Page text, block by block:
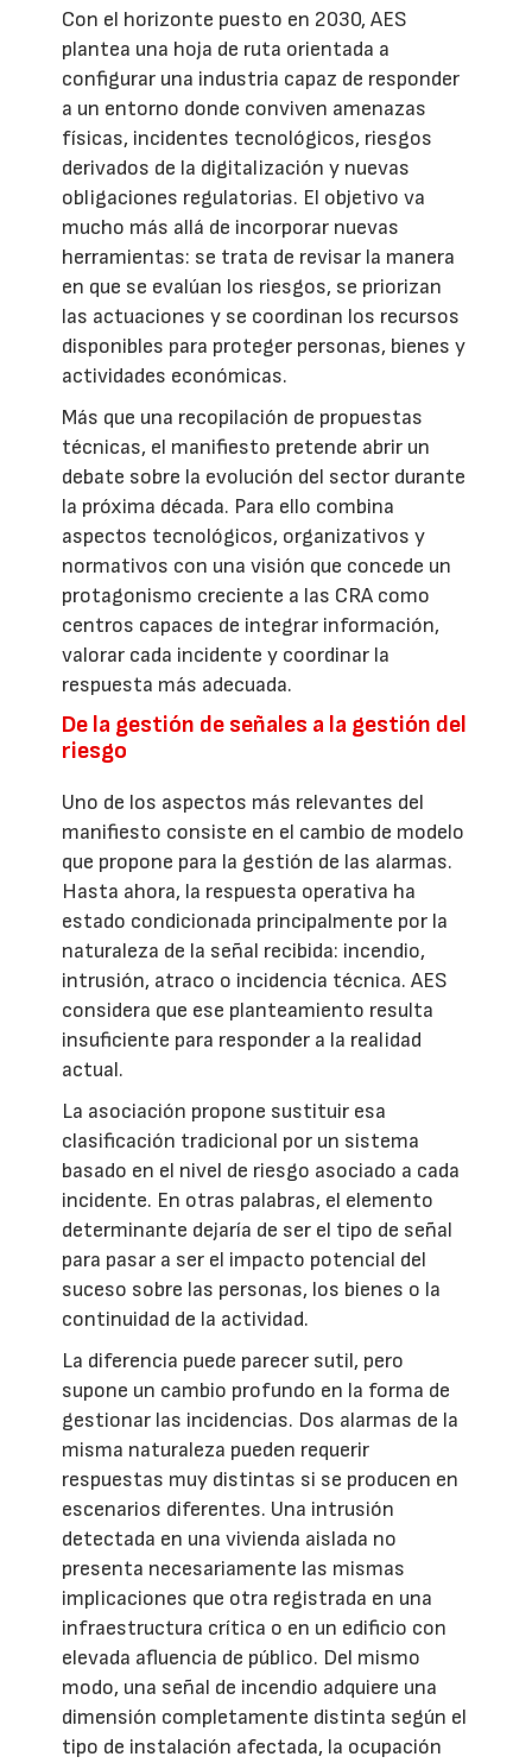
Con el horizonte puesto en 2030, AES
plantea una hoja de ruta orientada a
configurar una industria capaz de responder
a un entorno donde conviven amenazas
físicas, incidentes tecnológicos, riesgos
derivados de la digitalización y nuevas
obligaciones regulatorias. El objetivo va
mucho más allá de incorporar nuevas
herramientas: se trata de revisar la manera
en que se evalúan los riesgos, se priorizan
las actuaciones y se coordinan los recursos
disponibles para proteger personas, bienes y
actividades económicas.
Más que una recopilación de propuestas
técnicas, el manifiesto pretende abrir un
debate sobre la evolución del sector durante
la próxima década. Para ello combina
aspectos tecnológicos, organizativos y
normativos con una visión que concede un
protagonismo creciente a las CRA como
centros capaces de integrar información,
valorar cada incidente y coordinar la
respuesta más adecuada.
De la gestión de señales a la gestión del
riesgo
Uno de los aspectos más relevantes del
manifiesto consiste en el cambio de modelo
que propone para la gestión de las alarmas.
Hasta ahora, la respuesta operativa ha
estado condicionada principalmente por la
naturaleza de la señal recibida: incendio,
intrusión, atraco o incidencia técnica. AES
considera que ese planteamiento resulta
insuficiente para responder a la realidad
actual.
La asociación propone sustituir esa
clasificación tradicional por un sistema
basado en el nivel de riesgo asociado a cada
incidente. En otras palabras, el elemento
determinante dejaría de ser el tipo de señal
para pasar a ser el impacto potencial del
suceso sobre las personas, los bienes o la
continuidad de la actividad.
La diferencia puede parecer sutil, pero
supone un cambio profundo en la forma de
gestionar las incidencias. Dos alarmas de la
misma naturaleza pueden requerir
respuestas muy distintas si se producen en
escenarios diferentes. Una intrusión
detectada en una vivienda aislada no
presenta necesariamente las mismas
implicaciones que otra registrada en una
infraestructura crítica o en un edificio con
elevada afluencia de público. Del mismo
modo, una señal de incendio adquiere una
dimensión completamente distinta según el
tipo de instalación afectada, la ocupación